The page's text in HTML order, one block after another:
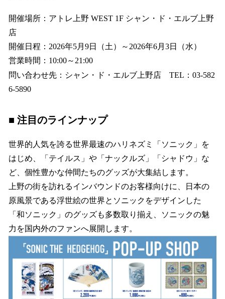
開催場所：アトレ上野 WEST 1F シャン・ド・エルブ上野
店
開催日程：2026年5月9日（土）～2026年6月3日（水）
営業時間：10:00～21:00
問い合わせ先：シャン・ド・エルブ上野店 TEL：03-582
6-5890
■ 注目のラインナップ
世界的人気を誇る世界最速のハリネズミ「ソニック」を
はじめ、「テイルス」や「ナックルズ」「シャドウ」な
ど、個性豊かな仲間たちのグッズが大集結します。
上野の街を訪れるインバウンドのお客様向けに、日本の
原風景である浮世絵の世界とソニックをデザインした
「和ソニック」のグッズも多数取り揃え、ソニックの魅
力を国内外のファンへ展開します。